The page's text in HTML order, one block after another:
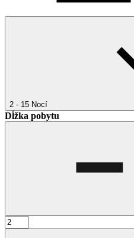
2 - 15 Nocí
Dĺžka pobytu